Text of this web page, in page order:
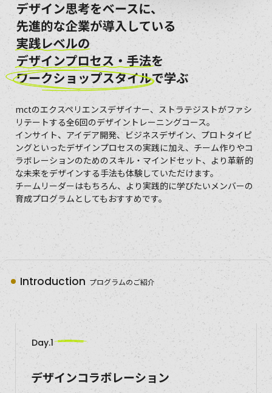
デザイン思考をベースに、先進的な企業が導入し
mctのエクスペリエンスデザイナー、ストラテジストがファシ
リテートする全6回のデザイントレーニングコース。
インサイト、アイデア開発、ビジネスデザイン、プロトタイピ
ングといったデザインプロセスの実践に加え、チーム作りやコ
ラボレーションのためのスキル・マインドセット、より革新的
な未来をデザインする手法も体験していただけます。
チームリーダーはもちろん、より実践的に学びたいメンバーの
育成プログラムとしてもおすすめです。
Introduction プログラムのご紹介
Day.1
デザインコラボレーション